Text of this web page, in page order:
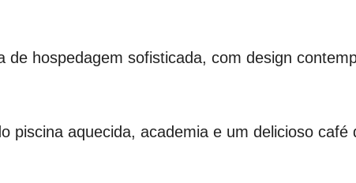
hospedagem sofisticada, com design
piscina aquecida, academia e um delicioso